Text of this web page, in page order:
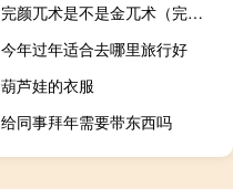
完颜兀术是不是金兀术（完颜兀术）
今年过年适合去哪里旅行好
葫芦娃的衣服
给同事拜年需要带东西吗